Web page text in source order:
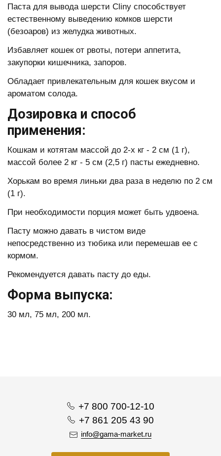
Паста для вывода шерсти Cliny способствует
естественному выведению комков шерсти
(безоаров) из желудка животных.
Избавляет кошек от рвоты, потери аппетита,
закупорки кишечника, запоров.
Обладает привлекательным для кошек вкусом и
ароматом солода.
Дозировка и способ
применения:
Кошкам и котятам массой до 2-х кг - 2 см (1 г),
массой более 2 кг - 5 см (2,5 г) пасты ежедневно.
Хорькам во время линьки два раза в неделю по 2 см
(1 г).
При необходимости порция может быть удвоена.
Пасту можно давать в чистом виде
непосредственно из тюбика или перемешав ее с
кормом.
Рекомендуется давать пасту до еды.
Форма выпуска:
30 мл, 75 мл, 200 мл.
+7 800 700-12-10
+7 861 205 43 90
info@gama-market.ru